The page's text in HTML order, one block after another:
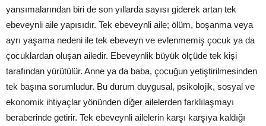
yansımalarından biri de son yıllarda sayısı giderek artan tek
ebeveynli aile yapısıdır. Tek ebeveynli aile; ölüm, boşanma veya
ayrı yaşama nedeni ile tek ebeveyn ve evlenmemiş çocuk ya da
çocuklardan oluşan ailedir. Ebeveynlik büyük ölçüde tek kişi
tarafından yürütülür. Anne ya da baba, çocuğun yetiştirilmesinden
tek başına sorumludur. Bu durum duygusal, psikolojik, sosyal ve
ekonomik ihtiyaçlar yönünden diğer ailelerden farklılaşmayı
beraberinde getirir. Tek ebeveynli ailelerin karşı karşıya kaldığı